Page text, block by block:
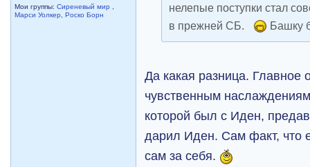
Мои группы:Сиреневый мир
Марси Уолкер
,Роско Борн
нелепые поступки стал
в прежней СБ.
Башку
Да какая разница. Главное
чувственным
которой был с Иден,
дарил Иден. Сам факт, что
сам за себя.